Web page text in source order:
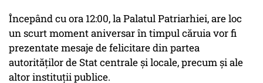
Începând cu ora 12:00, la Palatul Patriarhiei, are loc
un scurt moment aniversar în timpul căruia vor fi
prezentate mesaje de felicitare din partea
autorităților de Stat centrale și locale, precum și ale
altor instituții publice.